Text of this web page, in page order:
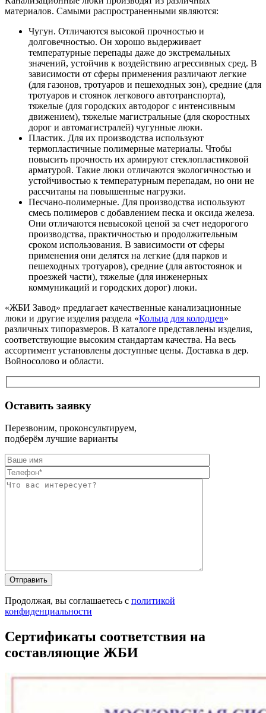
материалов. Самыми распространенными являются:
Чугун. Отличаются высокой прочностью и
долговечностью. Он хорошо выдерживает
температурные перепады даже до экстремальных
значений, устойчив к воздействию агрессивных сред. В
зависимости от сферы применения различают легкие
(для газонов, тротуаров и пешеходных зон), средние (для
тротуаров и стоянок легкового автотранспорта),
тяжелые (для городских автодорог с интенсивным
движением), тяжелые магистральные (для скоростных
дорог и автомагистралей) чугунные люки.
Пластик. Для их производства используют
термопластичные полимерные материалы. Чтобы
повысить прочность их армируют стеклопластиковой
арматурой. Такие люки отличаются экологичностью и
устойчивостью к температурным перепадам, но они не
рассчитаны на повышенные нагрузки.
Песчано-полимерные. Для производства используют
смесь полимеров с добавлением песка и оксида железа.
Они отличаются невысокой ценой за счет недорогого
производства, практичностью и продолжительным
сроком использования. В зависимости от сферы
применения они делятся на легкие (для парков и
пешеходных тротуаров), средние (для автостоянок и
проезжей части), тяжелые (для инженерных
коммуникаций и городских дорог) люки.
«ЖБИ Завод» предлагает качественные канализационные
люки и другие изделия раздела «Кольца для колодцев»
различных типоразмеров. В каталоге представлены изделия,
соответствующие высоким стандартам качества. На весь
ассортимент установлены доступные цены. Доставка в дер.
Войносолово и области.
Оставить заявку
Перезвоним, проконсультируем,
подберём лучшие варианты
Продолжая, вы соглашаетесь с политикой
конфиденциальности
Сертификаты соответствия на
составляющие ЖБИ